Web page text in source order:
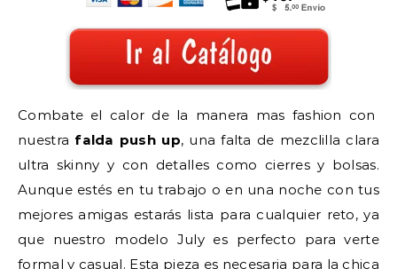
Combate el calor de la manera mas fashion con
nuestra falda push up, una falta de mezclilla clara
ultra skinny y con detalles como cierres y bolsas.
Aunque estés en tu trabajo o en una noche con tus
mejores amigas estarás lista para cualquier reto, ya
que nuestro modelo July es perfecto para verte
formal y casual. Esta pieza es necesaria para la chica